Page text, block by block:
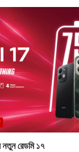
নতুন রেডমি ১৭